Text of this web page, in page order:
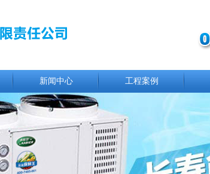
新闻中心 工程案例